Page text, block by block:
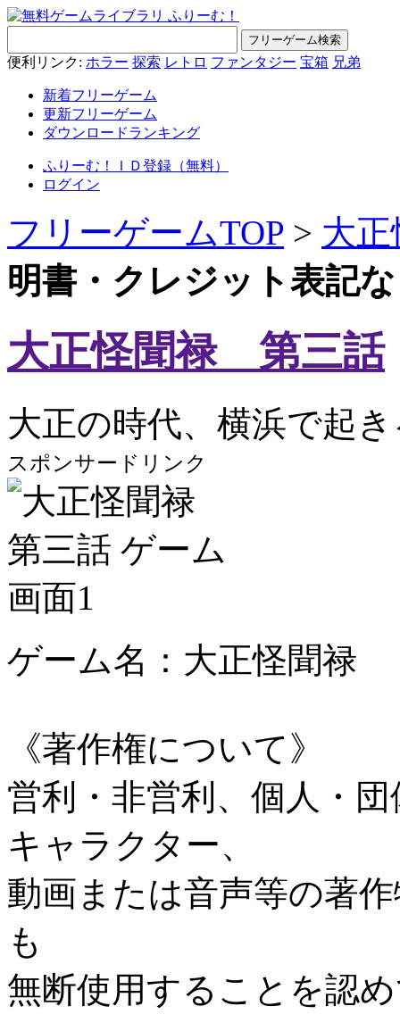
便利リンク: ホラー 探索 レトロ ファンタジー 宝箱 兄弟
新着フリーゲーム
更新フリーゲーム
ダウンロードランキング
ふりーむ！ＩＤ登録（無料）
ログイン
フリーゲームTOP > 大
明書・クレジット表記
大正怪聞禄 第三話
大正の時代、横浜で起
スポンサードリンク
ゲーム名：大正怪聞禄
《著作権について》
営利・非営利、個人・
キャラクター、
動画または音声等の著
も
無断使用することを認